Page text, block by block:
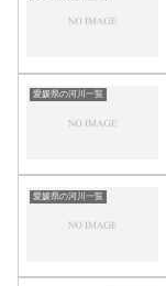
愛媛県の河川一覧
愛媛県の河川一覧